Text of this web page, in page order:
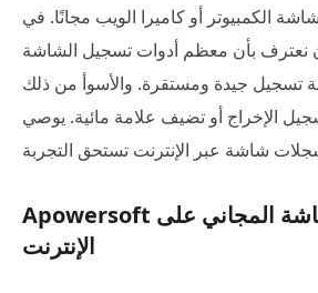
الكمبيوتر أو كاميرا الويب مجانًا. في
أن نعترف بأن معظم أدوات تسجيل الشاشة
تسجيل جيدة ومستقرة. والأسوأ من ذلك
الإخراج أو تضيف علامة مائية. يوصي
Apowersoft مسجل الشاشة المجاني على
الإنترنت